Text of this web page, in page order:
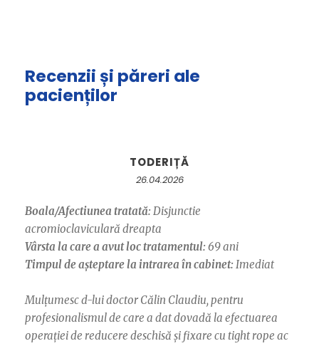
Recenzii și păreri ale
pacienților
TODERIȚĂ
26.04.2026
Boala/Afectiunea tratată: Disjunctie
acromioclaviculară dreapta
Vârsta la care a avut loc tratamentul: 69 ani
Timpul de așteptare la intrarea în cabinet: Imediat
Mulțumesc d-lui doctor Călin Claudiu, pentru
profesionalismul de care a dat dovadă la efectuarea
operației de reducere deschisă și fixare cu tight rope ac